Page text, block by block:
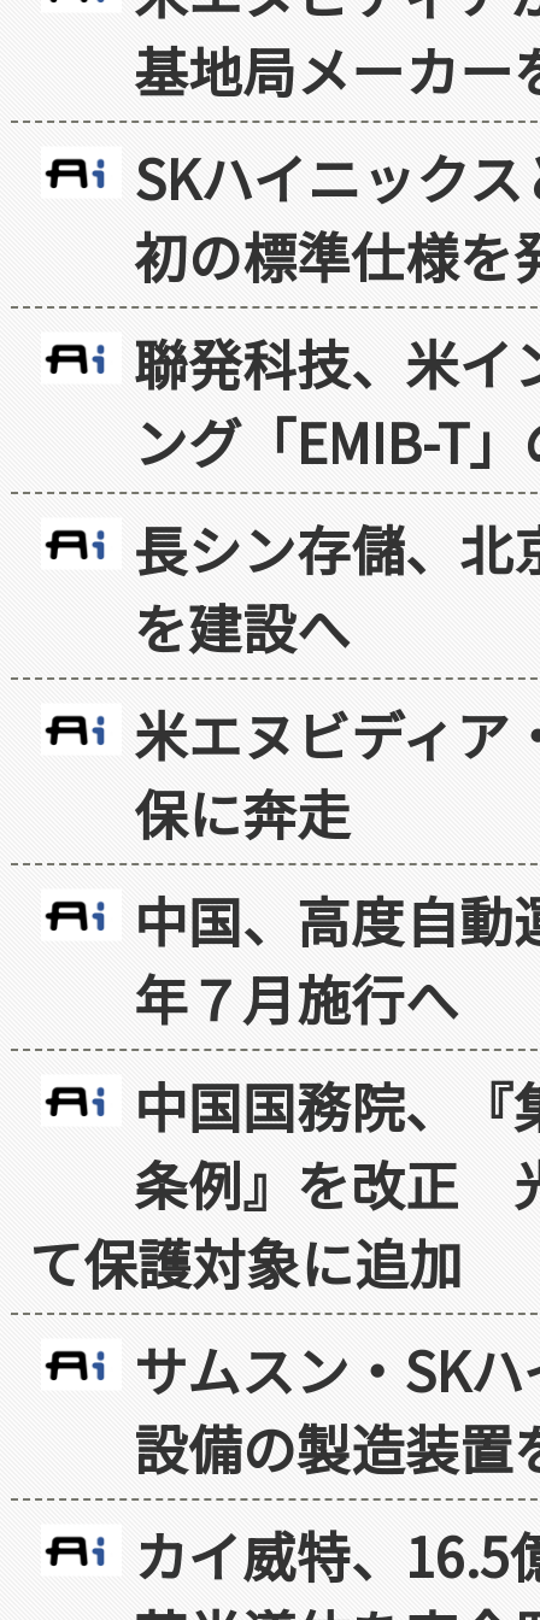
基地局メーカー
SKハイニック
初の標準仕様を
聯発科技、米イ
ング「EMIB-T
長シン存儲、北
を建設へ
米エヌビディア
保に奔走
中国、高度自
年７月施行へ
中国国務院、
条例』を改正
て保護対象に追加
サムスン・SK
設備の製造装置
カイ威特、16.5